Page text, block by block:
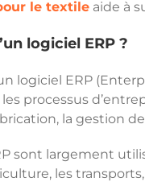
le textile aide à
logiciel ERP ?
logiciel ERP
processus
la gestion
sont largement
les